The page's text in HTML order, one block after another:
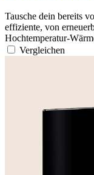
Tausche dein bereits
effiziente, von
Hochtemperatur-
Vergleichen